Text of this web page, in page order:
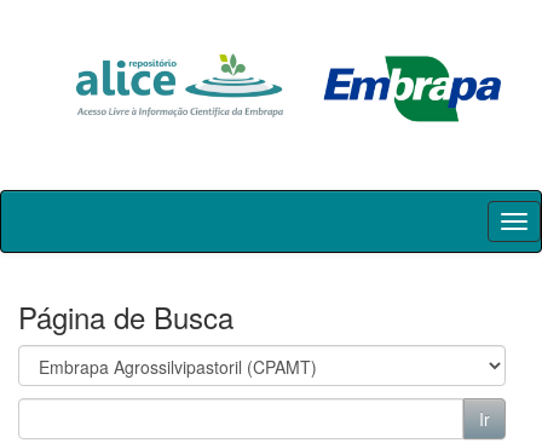
Skip
Página de Busca